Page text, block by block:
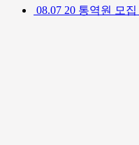
08.07 20 통역원 모